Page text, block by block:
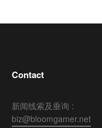
Contact
新闻线索及垂询 :
biz@bloomgamer.net